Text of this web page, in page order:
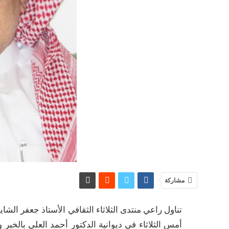
مشاركة
تناول راعي منتدى الثلاثاء الثقافي الأستاذ جعفر
أمس الثلاثاء في ديوانية الدكتور أحمد العلي